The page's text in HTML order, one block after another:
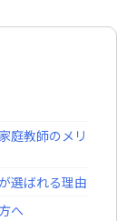
庭教師のメリ
選ばれる理由
へ